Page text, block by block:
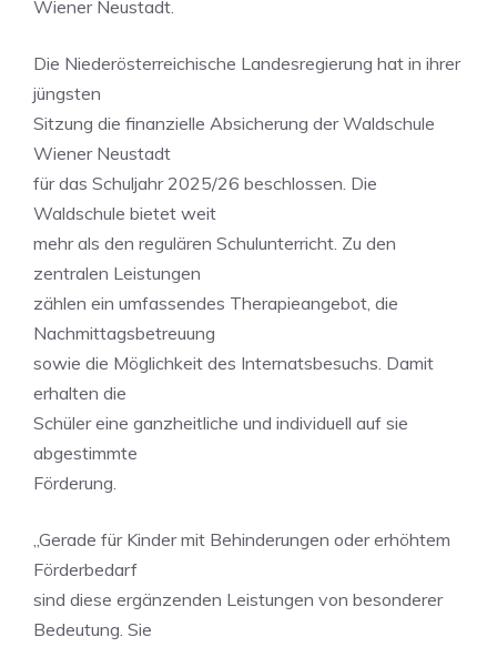
Wiener Neustadt.
Die Niederösterreichische Landesregierung hat in ihrer
jüngsten
Sitzung die finanzielle Absicherung der Waldschule
Wiener Neustadt
für das Schuljahr 2025/26 beschlossen. Die
Waldschule bietet weit
mehr als den regulären Schulunterricht. Zu den
zentralen Leistungen
zählen ein umfassendes Therapieangebot, die
Nachmittagsbetreuung
sowie die Möglichkeit des Internatsbesuchs. Damit
erhalten die
Schüler eine ganzheitliche und individuell auf sie
abgestimmte
Förderung.
„Gerade für Kinder mit Behinderungen oder erhöhtem
Förderbedarf
sind diese ergänzenden Leistungen von besonderer
Bedeutung. Sie